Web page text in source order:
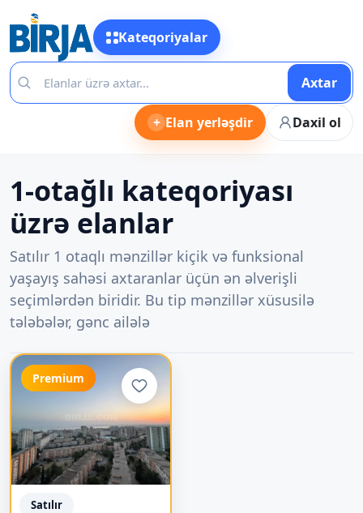
Kateqoriyalar
Axtar
+ Elan yerləşdir Daxil ol
1-otağlı kateqoriyası
üzrə elanlar
Satılır 1 otaqlı mənzillər kiçik və funksional
yaşayış sahəsi axtaranlar üçün ən əlverişli
seçimlərdən biridir. Bu tip mənzillər xüsusilə
tələbələr, gənc ailələ
Premium
Satılır